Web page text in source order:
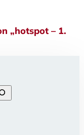
„hotspot – 1.